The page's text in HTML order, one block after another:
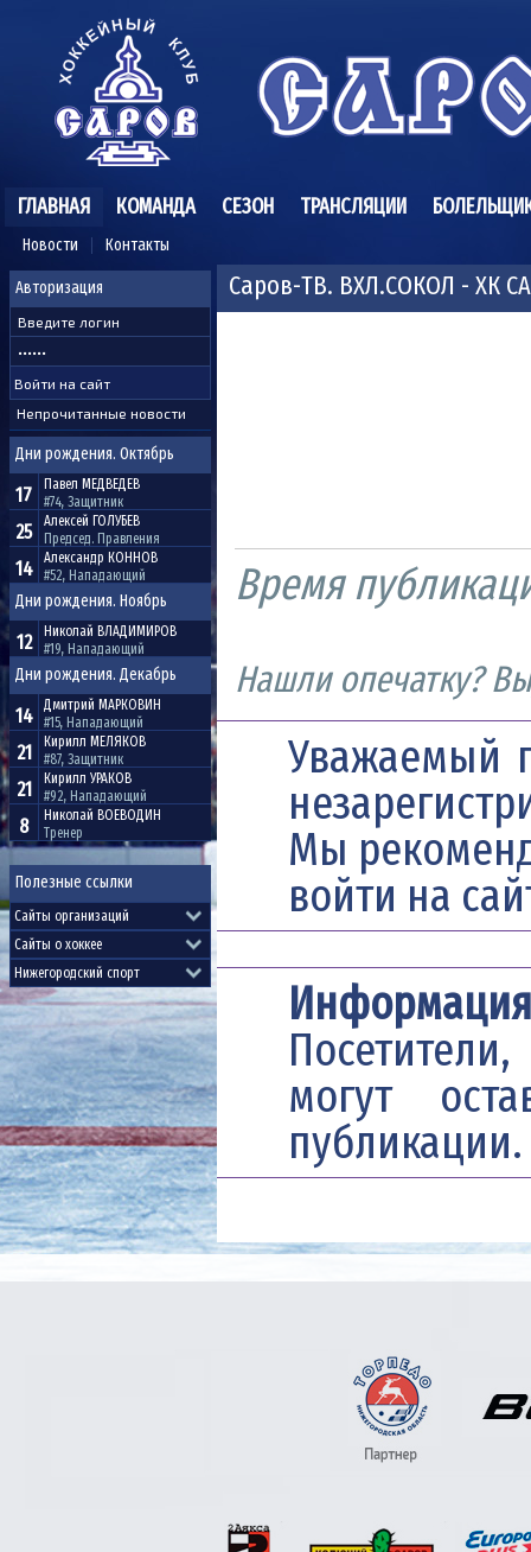
ГЛАВНАЯ
Новости Контакты
КОМАНДА СЕЗОН ТРАНСЛЯЦИИ
Авторизация
Непрочитанные новости
Дни рождения. Октябрь
17 Павел МЕДВЕДЕВ
#74, Защитник
25 Алексей ГОЛУБЕВ
Председ. Правления
14 Александр КОННОВ
#52, Нападающий
Дни рождения. Ноябрь
12 Николай ВЛАДИМИРОВ
#19, Нападающий
Дни рождения. Декабрь
14 Дмитрий МАРКОВИН
#15, Нападающий
21 Кирилл МЕЛЯКОВ
#87, Защитник
21 Кирилл УРАКОВ
#92, Нападающий
8 Николай ВОЕВОДИН
Тренер
Полезные ссылки
Саров-ТВ. ВХЛ.СОКОЛ - ХК
Время
Нашли опечатку?
Уважаемый
Мы
войти на
Информация
могут
публикации.